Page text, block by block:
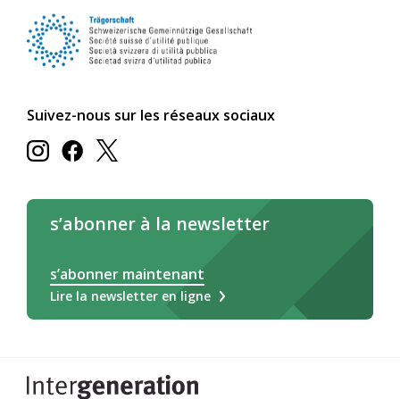
Suivez-nous sur les réseaux sociaux
s’abonner à la newsletter
s’abonner maintenant
Lire la newsletter en ligne